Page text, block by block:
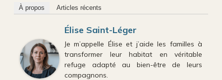
À propos Articles récents
Élise Saint-Léger
Je m’appelle Élise et j’aide les familles à
transformer leur habitat en véritable
refuge adapté au bien-être de leurs
compagnons.